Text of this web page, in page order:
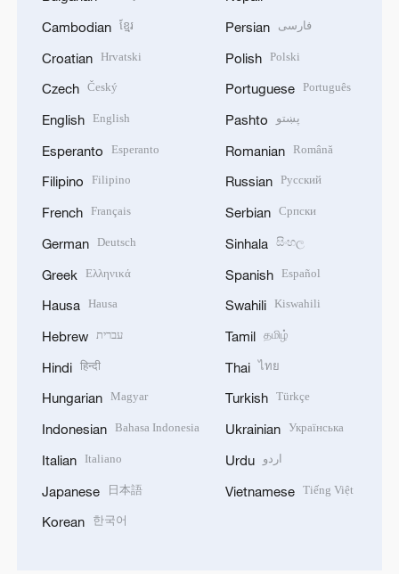
Cambodian ខ្មែរ
Croatian Hrvatski
Czech Český
English English
Esperanto Esperanto
Filipino Filipino
French Français
German Deutsch
Greek Ελληνικά
Hausa Hausa
Hebrew עברית
Hindi हिन्दी
Hungarian Magyar
Indonesian Bahasa Indonesia
Italian Italiano
Japanese 日本語
Korean 한국어
Persian فارسی
Polish Polski
Portuguese Português
Pashto پښتو
Romanian Română
Russian Русский
Serbian Српски
Sinhala සිංහල
Spanish Español
Swahili Kiswahili
Tamil தமிழ்
Thai ไทย
Turkish Türkçe
Ukrainian Українська
Urdu اردو
Vietnamese Tiếng Việt